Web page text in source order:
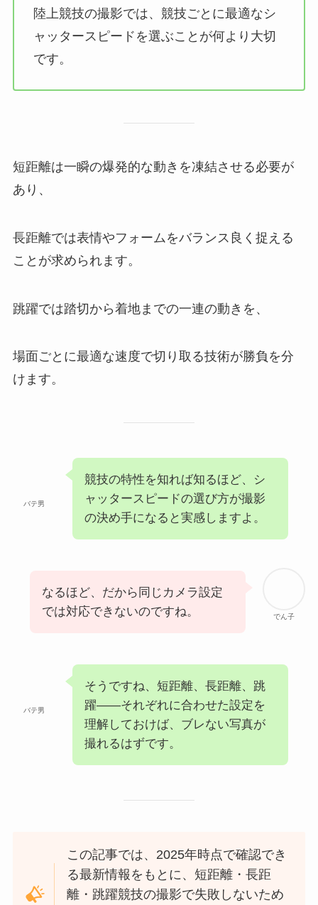
陸上競技の撮影では、競技ごとに最適なシ
ャッタースピードを選ぶことが何より大切
です。
短距離は一瞬の爆発的な動きを凍結させる必要が
あり、
長距離では表情やフォームをバランス良く捉える
ことが求められます。
跳躍では踏切から着地までの一連の動きを、
場面ごとに最適な速度で切り取る技術が勝負を分
けます。
バテ男
競技の特性を知れば知るほど、シ
ャッタースピードの選び方が撮影
の決め手になると実感しますよ。
でん子
なるほど、だから同じカメラ設定
では対応できないのですね。
バテ男
そうですね、短距離、長距離、跳
躍――それぞれに合わせた設定を
理解しておけば、ブレない写真が
撮れるはずです。
この記事では、2025年時点で確認でき
る最新情報をもとに、短距離・長距
離・跳躍競技の撮影で失敗しないため